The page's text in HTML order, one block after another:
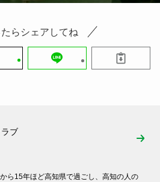
らシェアしてね
ブ
ら15年ほど高知県で過ごし、高知の人の